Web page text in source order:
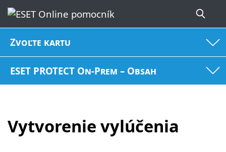
Zvoľte kartu
ESET PROTECT On-Prem – Obsah
Vytvorenie vylúčenia